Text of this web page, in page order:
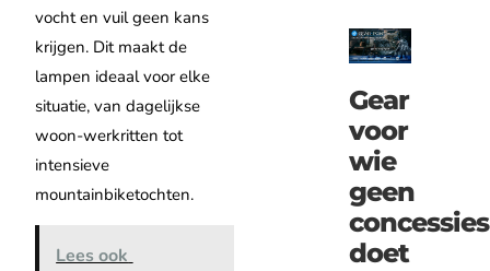
vocht en vuil geen kans
krijgen. Dit maakt de
lampen ideaal voor elke
situatie, van dagelijkse
woon-werkritten tot
intensieve
mountainbiketochten.
Lees ook
Gear
voor
wie
geen
concessies
doet